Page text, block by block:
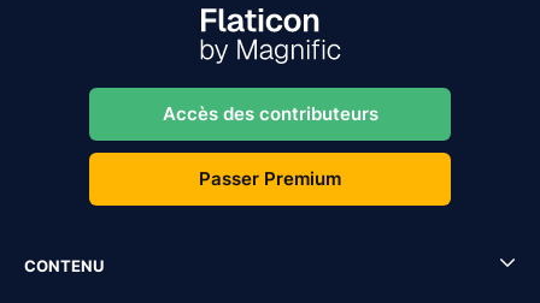
Accès des contributeurs
Passer Premium
CONTENU